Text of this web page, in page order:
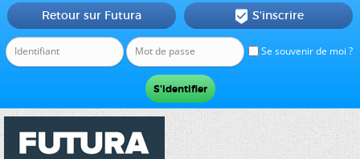
Se souvenir de moi ?
Retour sur Futura  S'inscrire